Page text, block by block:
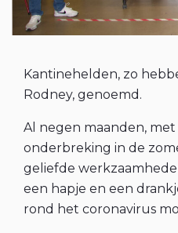
Kantinehelden, zo
Rodney, genoemd.
Al negen maanden,
onderbreking in de
geliefde
een hapje en een
rond het coronavirus